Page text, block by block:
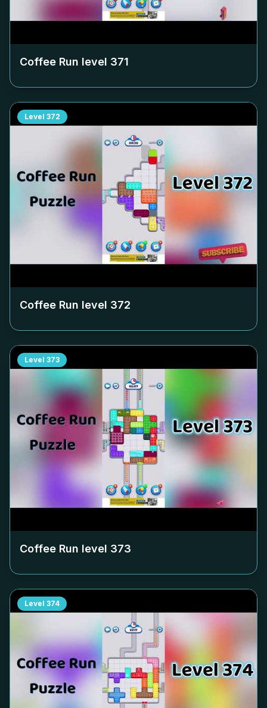
Coffee Run level 371
Level 372
Coffee Run level 372
Level 373
Coffee Run level 373
Level 374